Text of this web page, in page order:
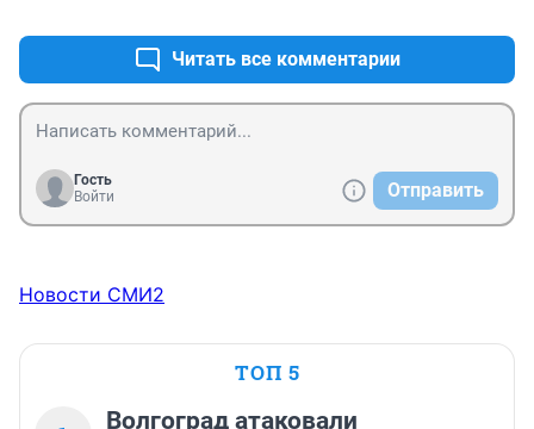
Читать все комментарии
Гость
Войти
Отправить
Новости СМИ2
ТОП 5
Волгоград атаковали